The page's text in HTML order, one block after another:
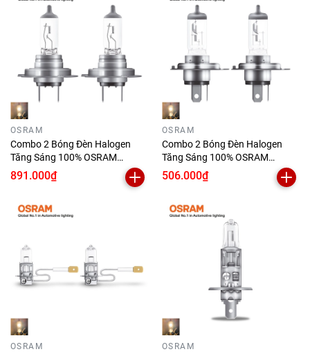
OSRAM
Combo 2 Bóng Đèn Halogen
Tăng Sáng 100% OSRAM
Truckstar Pro H7 24V 70W
891.000₫
OSRAM
Combo 2 Bóng Đèn Halogen
Tăng Sáng 100% OSRAM
Truckstar Pro H4 24V 75/70W
506.000₫
OSRAM OSRAM